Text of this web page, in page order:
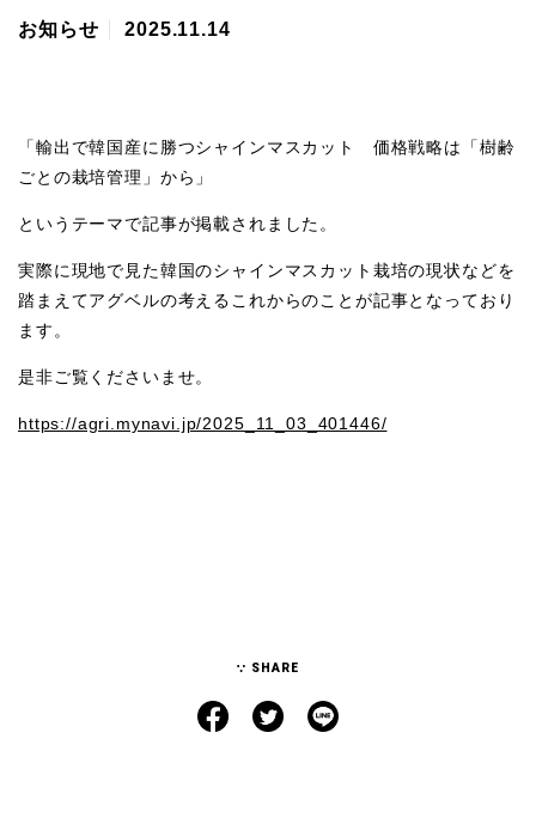
お知らせ 2025.11.14
「輸出で韓国産に勝つシャインマスカット 価格戦略は「樹齢
ごとの栽培管理」から」
というテーマで記事が掲載されました。
実際に現地で見た韓国のシャインマスカット栽培の現状などを
踏まえてアグベルの考えるこれからのことが記事となっており
ます。
是非ご覧くださいませ。
https://agri.mynavi.jp/2025_11_03_401446/
SHARE